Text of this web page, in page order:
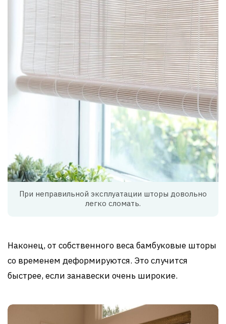
При неправильной эксплуатации шторы довольно
легко сломать.
Наконец, от собственного веса бамбуковые шторы
со временем деформируются. Это случится
быстрее, если занавески очень широкие.